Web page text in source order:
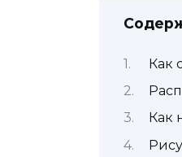
Как
Как